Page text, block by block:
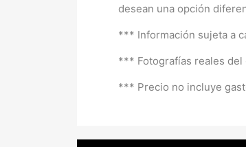
desean una opción
*** Información sujeta a
*** Fotografías reales del
*** Precio no incluye